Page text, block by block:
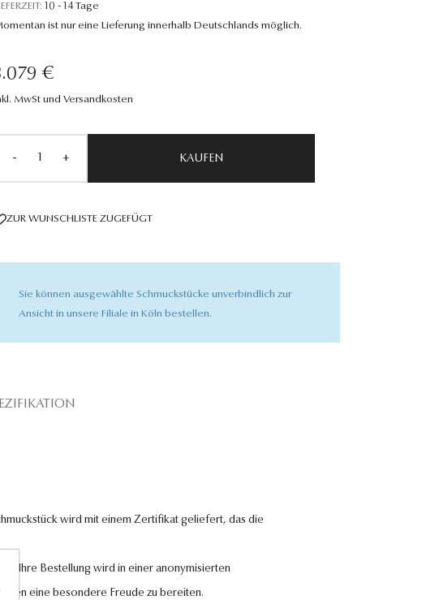
10 - 14 Tage
ist nur eine Lieferung innerhalb Deutschlands möglich.
€
MwSt und Versandkosten
- + KAUFEN
ZUR WUNSCHLISTE ZUGEFÜGT
Sie können ausgewählte Schmuckstücke unverbindlich zur
Ansicht in unsere Filiale in Köln bestellen.
wird mit einem Zertifikat geliefert, das die
Ihre Bestellung wird in einer anonymisierten
eine besondere Freude zu bereiten.